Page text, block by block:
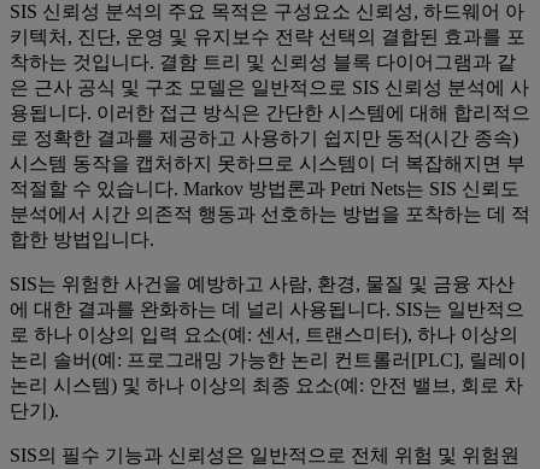
SIS 신뢰성 분석의 주요 목적은 구성요소 신뢰성, 하드웨어 아
키텍처, 진단, 운영 및 유지보수 전략 선택의 결합된 효과를 포
착하는 것입니다. 결함 트리 및 신뢰성 블록 다이어그램과 같
은 근사 공식 및 구조 모델은 일반적으로 SIS 신뢰성 분석에 사
용됩니다. 이러한 접근 방식은 간단한 시스템에 대해 합리적으
로 정확한 결과를 제공하고 사용하기 쉽지만 동적(시간 종속)
시스템 동작을 캡처하지 못하므로 시스템이 더 복잡해지면 부
적절할 수 있습니다. Markov 방법론과 Petri Nets는 SIS 신뢰도
분석에서 시간 의존적 행동과 선호하는 방법을 포착하는 데 적
합한 방법입니다.
SIS는 위험한 사건을 예방하고 사람, 환경, 물질 및 금융 자산
에 대한 결과를 완화하는 데 널리 사용됩니다. SIS는 일반적으
로 하나 이상의 입력 요소(예: 센서, 트랜스미터), 하나 이상의
논리 솔버(예: 프로그래밍 가능한 논리 컨트롤러[PLC], 릴레이
논리 시스템) 및 하나 이상의 최종 요소(예: 안전 밸브, 회로 차
단기).
SIS의 필수 기능과 신뢰성은 일반적으로 전체 위험 및 위험원